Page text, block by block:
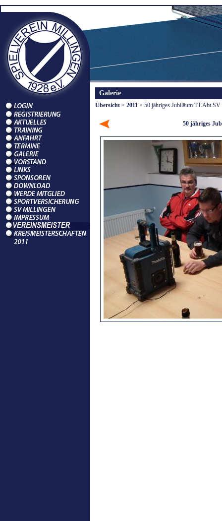
Galerie
Übersicht > 2011 > 50 jähriges Jubiläum
50 jähriges